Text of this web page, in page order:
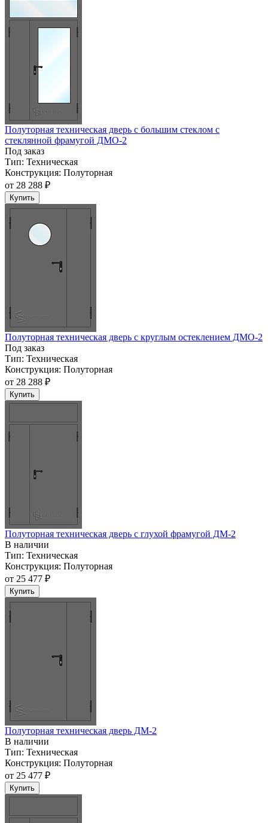
Полуторная техническая дверь с большим стеклом с
стеклянной фрамугой ДМО-2
Под заказ
Тип: Техническая
Конструкция: Полуторная
от 28 288 ₽
Купить
Полуторная техническая дверь с круглым остеклением ДМО-2
Под заказ
Тип: Техническая
Конструкция: Полуторная
от 28 288 ₽
Купить
Полуторная техническая дверь с глухой фрамугой ДМ-2
В наличии
Тип: Техническая
Конструкция: Полуторная
от 25 477 ₽
Купить
Полуторная техническая дверь ДМ-2
В наличии
Тип: Техническая
Конструкция: Полуторная
от 25 477 ₽
Купить